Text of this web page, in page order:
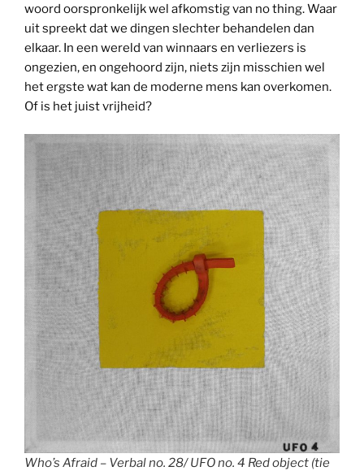
woord oorspronkelijk wel afkomstig van no thing. Waar
uit spreekt dat we dingen slechter behandelen dan
elkaar. In een wereld van winnaars en verliezers is
ongezien, en ongehoord zijn, niets zijn misschien wel
het ergste wat kan de moderne mens kan overkomen.
Of is het juist vrijheid?
Who’s Afraid – Verbal no. 28/ UFO no. 4 Red object (tie